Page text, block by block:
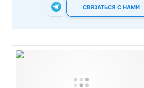
СВЯЗАТЬСЯ С НАМИ